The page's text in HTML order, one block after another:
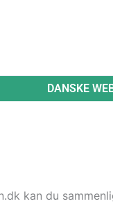
DANSKE
kan du